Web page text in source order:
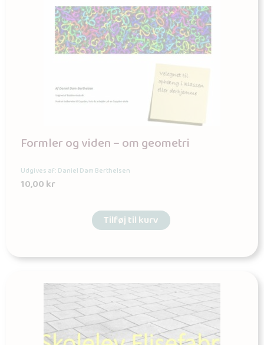
Formler og viden – om geometri
Udgives af: Daniel Dam Berthelsen
10,00kr
Tilføj til kurv